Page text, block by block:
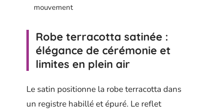
mouvement
Robe terracotta satinée :
élégance de cérémonie et
limites en plein air
Le satin positionne la robe terracotta dans
un registre habillé et épuré. Le reflet